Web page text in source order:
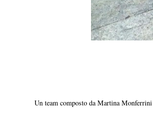
Un team composto da Martina